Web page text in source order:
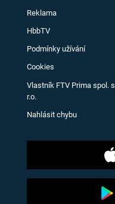
Reklama
HbbTV
Podmínky užívání
Cookies
Vlastník FTV Prima spol. s
r.o.
Nahlásit chybu